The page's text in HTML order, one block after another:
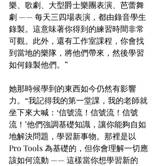
樂、歌劇、大型爵士樂團表演、芭蕾舞
劇 —— 每天三四場表演，都由錄音學生
錄製。這意味著你得到的練習時間非常
可觀。此外，還有工作室課程，你會找
到當地的樂隊，將他們帶來，然後學習
如何錄製他們。”
她那時候學到的東西如今仍然有影響
力。“我記得我的第一堂課，我的老師就
坐下來大喊：‘信號流！信號流！信號
流！’他們強調基礎知識，讓你能夠自如
地解決問題，學習新事物。那裡是以
Pro Tools 為基礎的，但你會理解一切應
該如何流動 —— 這樣當你想學習新的